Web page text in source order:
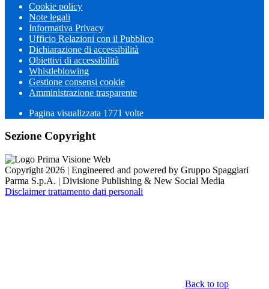
Cookie policy
Note legali
Informativa Privacy
Ufficio Relazioni con il Pubblico
Dichiarazione di accessibilità
Obiettivi di accessibilità
Whistleblowing
Gestione consensi cookie
Amministrazione trasparente
Pagina visualizzata 1771 volte
Sezione Copyright
Copyright 2026 | Engineered and powered by Gruppo Spaggiari
Parma S.p.A. | Divisione Publishing & New Social Media
Disclaimer trattamento dati personali
Back to top